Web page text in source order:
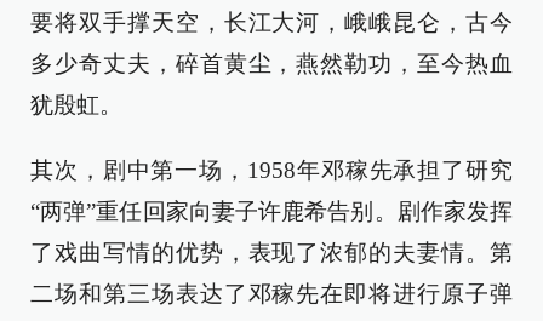
要将双手撑天空，长江大河，峨峨昆仑，古今
多少奇丈夫，碎首黄尘，燕然勒功，至今热血
犹殷虹。
其次，剧中第一场，1958年邓稼先承担了研究
“两弹”重任回家向妻子许鹿希告别。剧作家发挥
了戏曲写情的优势，表现了浓郁的夫妻情。第
二场和第三场表达了邓稼先在即将进行原子弹